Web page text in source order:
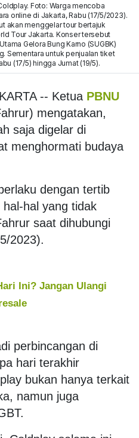
Foto: Warga mencoba
online di Jakarta, Rabu (17/5/2023).
akan menggelar tour bertajuk
Tour Jakarta. Konser tersebut
Gelora Bung Karno (SUGBK)
Sementara untuk penjualan tiket
(17/5) hingga Jumat (19/5).
-- Ketua PBNU
mengatakan,
saja digelar di
menghormati budaya
dengan tertib
hal yang tidak
saat dihubungi
2023).
Ini? Jangan Ulangi
perbincangan di
hari terakhir
bukan hanya terkait
namun juga